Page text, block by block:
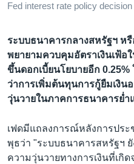
Fed interest rate policy
ระบบธนาคารกลางสหรัฐฯ หรื
พยายามควบคุมอัตราเงินเฟ้อ
ขึ้นดอกเบี้ยนโยบายอีก
ว่าการเพิ่มต้นทุนการกู้ยืมเงิ
วุ่นวายในภาคการธนาคารย่ำ
เฟดมีแถลงการณ์หลังการปร
พุธว่า "ระบบธนาคารสหรัฐฯ
ความวุ่นวายทางการเงินที่เกิ